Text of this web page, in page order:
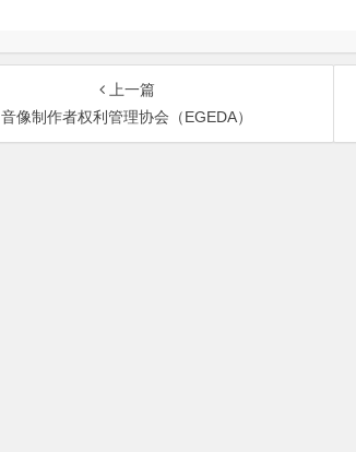
上一篇
音像制作者权利管理协会（EGEDA）